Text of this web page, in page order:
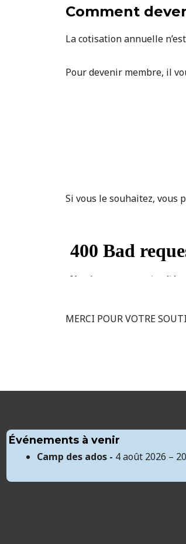
Comment
La cotisation annuelle
Pour devenir membre, il
Si vous le souhaitez, vous
MERCI POUR VOTRE
Événements à venir
Camp des ados - 4 août 2026 –